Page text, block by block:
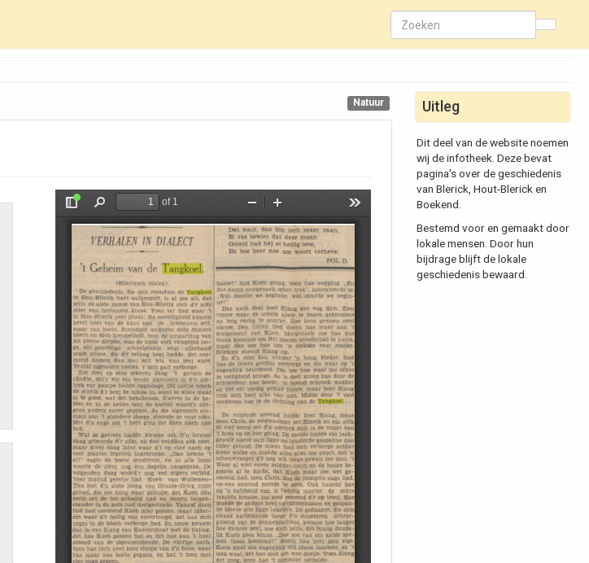
Natuur Uitleg
Dit deel van de website noemen
wij de infotheek. Deze bevat
pagina's over de geschiedenis
van Blerick, Hout-Blerick en
Boekend.
Bestemd voor en gemaakt door
lokale mensen. Door hun
bijdrage blijft de lokale
geschiedenis bewaard.